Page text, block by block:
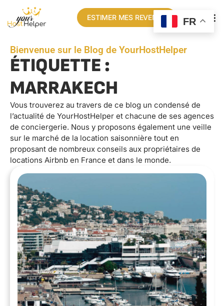
ESTIMER MES REVENUS
Bienvenue sur le Blog de YourHostHelper
ÉTIQUETTE :
MARRAKECH
Vous trouverez au travers de ce blog un condensé de
l’actualité de YourHostHelper et chacune de ses agences
de conciergerie. Nous y proposons également une veille
sur le marché de la location saisonnière tout en
proposant de nombreux conseils aux propriétaires de
locations Airbnb en France et dans le monde.
FR